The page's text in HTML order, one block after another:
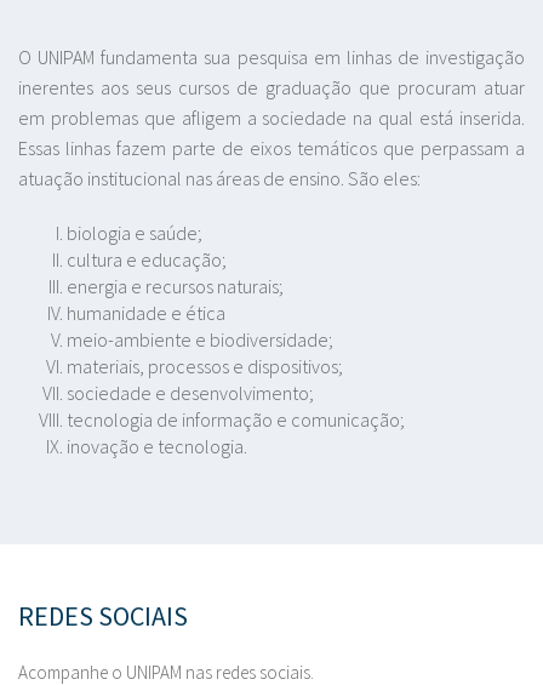
O UNIPAM fundamenta sua pesquisa em linhas de investigação
inerentes aos seus cursos de graduação que procuram atuar
em problemas que afligem a sociedade na qual está inserida.
Essas linhas fazem parte de eixos temáticos que perpassam a
atuação institucional nas áreas de ensino. São eles:
biologia e saúde;
cultura e educação;
energia e recursos naturais;
humanidade e ética
meio-ambiente e biodiversidade;
materiais, processos e dispositivos;
sociedade e desenvolvimento;
tecnologia de informação e comunicação;
inovação e tecnologia.
REDES SOCIAIS
Acompanhe o UNIPAM nas redes sociais.